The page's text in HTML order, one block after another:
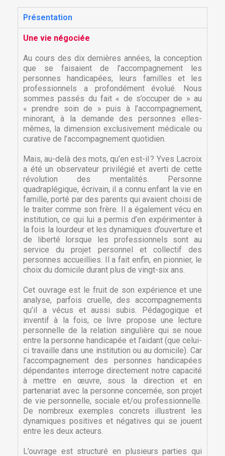
×
Connexion ×
Présentation
Une vie négociée
Au cours des dix dernières années, la conception
que se faisaient de l’accompagnement les
personnes handicapées, leurs familles et les
professionnels a profondément évolué. Nous
sommes passés du fait « de s’occuper de » au
« prendre soin de » puis à l’accompagnement,
minorant, à la demande des personnes elles-
mêmes, la dimension exclusivement médicale ou
curative de l’accompagnement quotidien.
Mais, au-delà des mots, qu’en est-il ? Yves Lacroix
a été un observateur privilégié et averti de cette
révolution des mentalités. Personne
quadraplégique, écrivain, il a connu enfant la vie en
famille, porté par des parents qui avaient choisi de
le traiter comme son frère. Il a également vécu en
institution, ce qui lui a permis d’en expérimenter à
la fois la lourdeur et les dynamiques d’ouverture et
de liberté lorsque les professionnels sont au
service du projet personnel et collectif des
personnes accueillies. Il a fait enfin, en pionnier, le
choix du domicile durant plus de vingt-six ans.
Cet ouvrage est le fruit de son expérience et une
analyse, parfois cruelle, des accompagnements
qu’il a vécus et aussi subis. Pédagogique et
inventif à la fois, ce livre propose une lecture
personnelle de la relation singulière qui se noue
entre la personne handicapée et l’aidant (que celui-
ci travaille dans une institution ou au domicile). Car
l’accompagnement des personnes handicapées
dépendantes interroge directement notre capacité
à mettre en œuvre, sous la direction et en
partenariat avec la personne concernée, son projet
de vie personnelle, sociale et/ou professionnelle.
De nombreux exemples concrets illustrent les
dynamiques positives et négatives qui se jouent
entre les deux acteurs.
L’ouvrage est structuré en plusieurs parties qui